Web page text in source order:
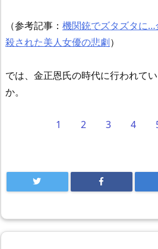
（参考記事： 機関銃でズタズタに
殺された美人女優の悲劇）
では、金正恩氏の時代に行われて
か。
1 2 3 4